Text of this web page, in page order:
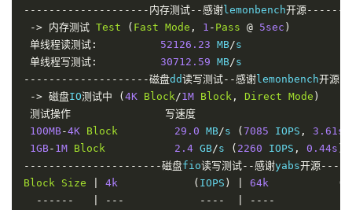
iperf3 Network Speed Tests ( IPv4):
---------------------------------
Provider
Location (Link)
-----
| ----- |
----
Clouvider
| London , UK ( 10G ) |
Eranium
Amsterdam,
Uztelecom
Tashkent , UZ (10G) |
Leaseweb
Singapore SG 10G) 9.21
Clouvider
| Los Angeles, CA, US (10G ) | 649
Leaseweb
US (10G
Edgoo
BR
--------------------内存测试--感谢lemonbench开源
-> 内存测试 Test ( Fast Mode , 1 - Pass @ 5sec )
单线程读测试:
52126.23 MB/s
单线程写测试:
30712.59 MB/
--------------------磁盘dd读写测试--感谢lemonbench开
-> 磁盘IO测试中 (4K Block /1M Block , Direct Mode )
测试操作
写速度
100MB-4K Block 29.0 MB/s (7085 IOPS , 3.61s
1GB- 1M Block 2.4 GB/s ( 2260 IOPS , 0.44s )
----------------------磁盘fio读写测试--感谢yabs开源
Block
Size 4k ( IOPS ) 64k (
------
--- ---- ----